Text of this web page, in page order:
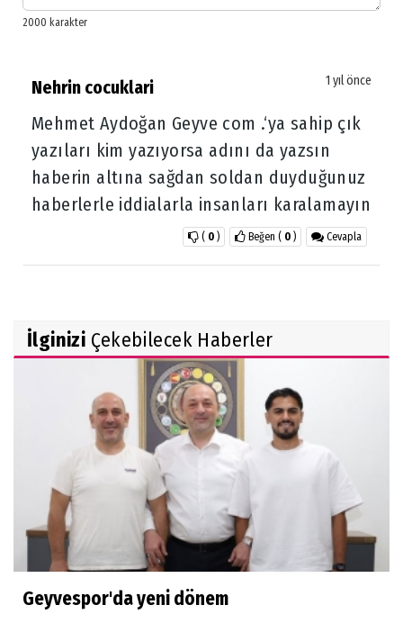
Nehrin cocuklari 1 yıl önce
Mehmet Aydoğan Geyve com .‘ya sahip çık
yazıları kim yazıyorsa adını da yazsın
haberin altına sağdan soldan duyduğunuz
haberlerle iddialarla insanları karalamayın
Cevapla
Beğen ( 0 )
( 0 )
İlginizi Çekebilecek Haberler
Geyvespor'da yeni dönem